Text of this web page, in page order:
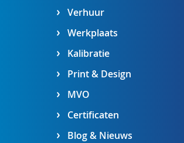
Verhuur
Werkplaats
Kalibratie
Print & Design
MVO
Certificaten
Blog & Nieuws